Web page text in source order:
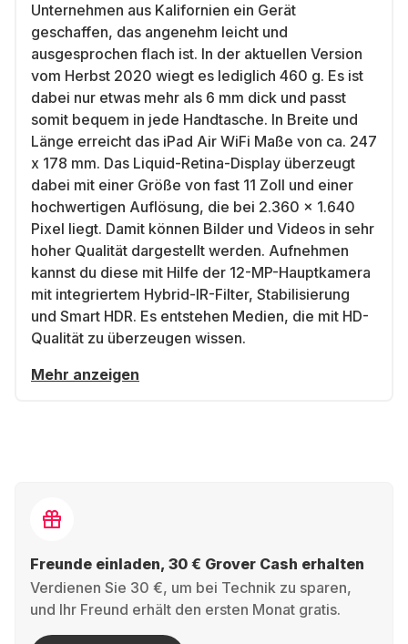
Unternehmen aus Kalifornien ein Gerät
geschaffen, das angenehm leicht und
ausgesprochen flach ist. In der aktuellen Version
vom Herbst 2020 wiegt es lediglich 460 g. Es ist
dabei nur etwas mehr als 6 mm dick und passt
somit bequem in jede Handtasche. In Breite und
Länge erreicht das iPad Air WiFi Maße von ca. 247
x 178 mm. Das Liquid-Retina-Display überzeugt
dabei mit einer Größe von fast 11 Zoll und einer
hochwertigen Auflösung, die bei 2.360 x 1.640
Pixel liegt. Damit können Bilder und Videos in sehr
hoher Qualität dargestellt werden. Aufnehmen
kannst du diese mit Hilfe der 12-MP-Hauptkamera
mit integriertem Hybrid-IR-Filter, Stabilisierung
und Smart HDR. Es entstehen Medien, die mit HD-
Qualität zu überzeugen wissen.
Mehr anzeigen
Freunde einladen, 30 € Grover Cash erhalten
Verdienen Sie 30 €, um bei Technik zu sparen,
und Ihr Freund erhält den ersten Monat gratis.